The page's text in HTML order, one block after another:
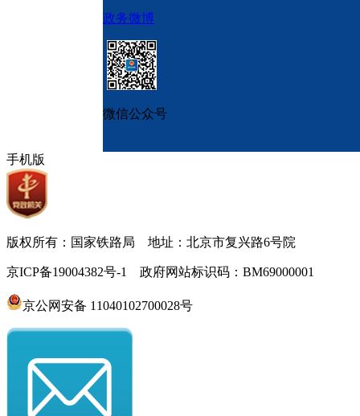
政务微博
微信公众号
手机版
版权所有：国家铁路局 地址：北京市复兴路6号院
京ICP备19004382号-1 政府网站标识码：BM69000001
京公网安备 11040102700028号